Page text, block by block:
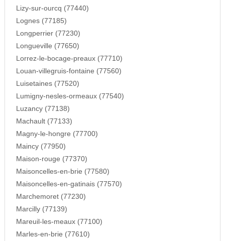
Lizy-sur-ourcq (77440)
Lognes (77185)
Longperrier (77230)
Longueville (77650)
Lorrez-le-bocage-preaux (77710)
Louan-villegruis-fontaine (77560)
Luisetaines (77520)
Lumigny-nesles-ormeaux (77540)
Luzancy (77138)
Machault (77133)
Magny-le-hongre (77700)
Maincy (77950)
Maison-rouge (77370)
Maisoncelles-en-brie (77580)
Maisoncelles-en-gatinais (77570)
Marchemoret (77230)
Marcilly (77139)
Mareuil-les-meaux (77100)
Marles-en-brie (77610)